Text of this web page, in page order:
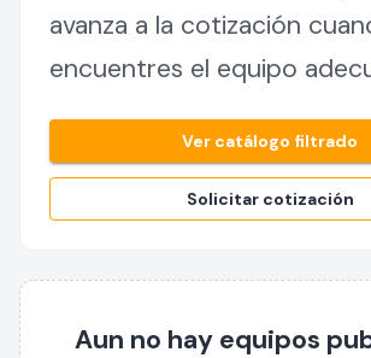
avanza a la cotización
encuentres el equipo
Ver catálogo filtrado
Solicitar cotización
Aun no hay equipos